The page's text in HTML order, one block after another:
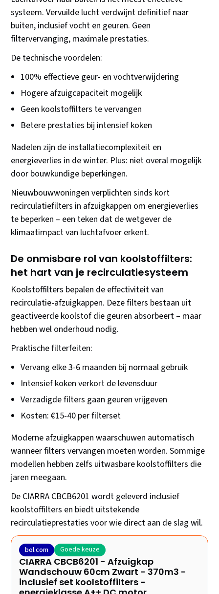
systeem. Vervuilde lucht verdwijnt definitief naar
buiten, inclusief vocht en geuren. Geen
filtervervanging, maximale prestaties.
De technische voordelen:
100% effectieve geur- en vochtverwijdering
Hogere afzuigcapaciteit mogelijk
Geen koolstoffilters te vervangen
Betere prestaties bij intensief koken
Nadelen zijn de installatiecomplexiteit en
energieverlies in de winter. Plus: niet overal mogelijk
door bouwkundige beperkingen.
Nieuwbouwwoningen verplichten sinds kort
recirculatiefilters in afzuigkappen om energieverlies
te beperken – een teken dat de wetgever de
klimaatimpact van luchtafvoer erkent.
De onmisbare rol van koolstoffilters:
het hart van je recirculatiesysteem
Koolstoffilters bepalen de effectiviteit van
recirculatie-afzuigkappen. Deze filters bestaan uit
geactiveerde koolstof die geuren absorbeert – maar
hebben wel onderhoud nodig.
Praktische filterfeiten:
Vervang elke 3-6 maanden bij normaal gebruik
Intensief koken verkort de levensduur
Verzadigde filters gaan geuren vrijgeven
Kosten: €15-40 per filterset
Moderne afzuigkappen waarschuwen automatisch
wanneer filters vervangen moeten worden. Sommige
modellen hebben zelfs uitwasbare koolstoffilters die
jaren meegaan.
De CIARRA CBCB6201 wordt geleverd inclusief
koolstoffilters en biedt uitstekende
recirculatieprestaties voor wie direct aan de slag wil.
bol.com Goede keuze
CIARRA CBCB6201 - Afzuigkap
Wandschouw 60cm Zwart - 370m3 -
inclusief set koolstoffilters -